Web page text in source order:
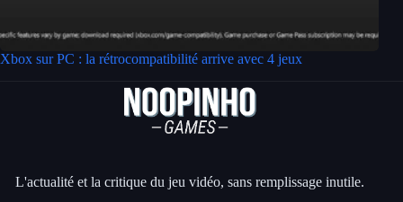
Xbox sur PC : la rétrocompatibilité arrive avec 4 jeux
L'actualité et la critique du jeu vidéo, sans remplissage inutile.